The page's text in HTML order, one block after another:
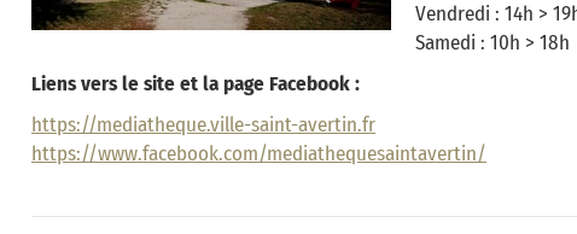
Vendredi : 14h >
Samedi : 10h > 18h
Liens vers le site et la page Facebook :
https://mediatheque.ville-saint-avertin.fr
https://www.facebook.com/mediathequesaintavertin/